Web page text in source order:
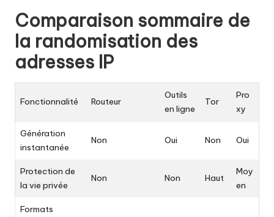
Comparaison sommaire de
la randomisation des
adresses IP
Fonctionnalité Routeur
Outils
en ligne
Tor
Pro
xy
Génération
instantanée
Non Oui Non Oui
Protection de
la vie privée
Non Non Haut
Moy
en
Formats